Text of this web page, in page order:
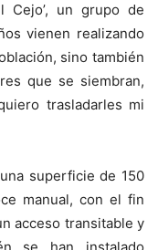
Cejo’, un grupo de
vienen realizando
sino también
que se siembran,
trasladarles mi
superficie de 150
manual, con el fin
acceso transitable y